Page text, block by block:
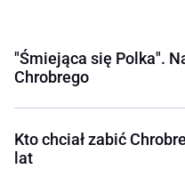
"Śmiejąca się Polka".
Chrobrego
Kto chciał zabić
lat